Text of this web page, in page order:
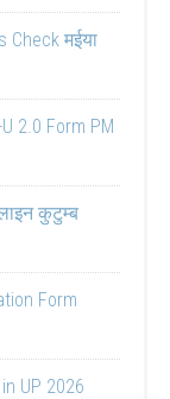
Check मईया
2.0 Form PM
कुटुम्ब
Form
UP 2026